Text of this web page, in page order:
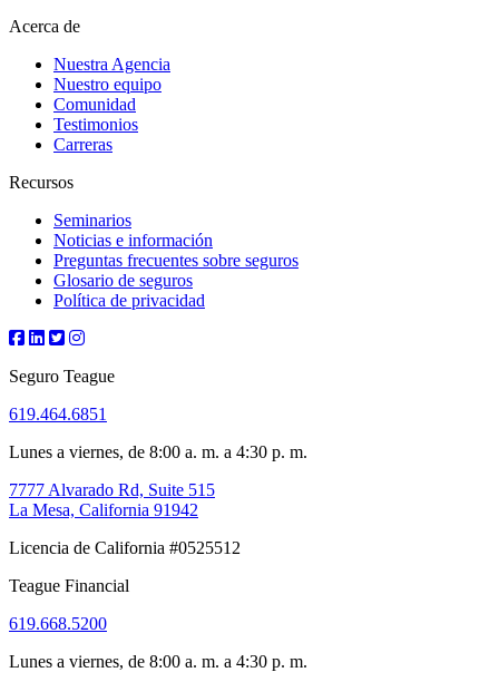
Acerca de
Nuestra Agencia
Nuestro equipo
Comunidad
Testimonios
Carreras
Recursos
Seminarios
Noticias e información
Preguntas frecuentes sobre seguros
Glosario de seguros
Política de privacidad
Seguro Teague
619.464.6851
Lunes a viernes, de 8:00 a. m. a 4:30 p. m.
7777 Alvarado Rd, Suite 515
La Mesa, California 91942
Licencia de California #0525512
Teague Financial
619.668.5200
Lunes a viernes, de 8:00 a. m. a 4:30 p. m.